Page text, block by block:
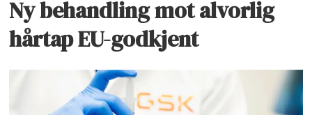
Ny behandling mot alvorlig
hårtap EU-godkjent